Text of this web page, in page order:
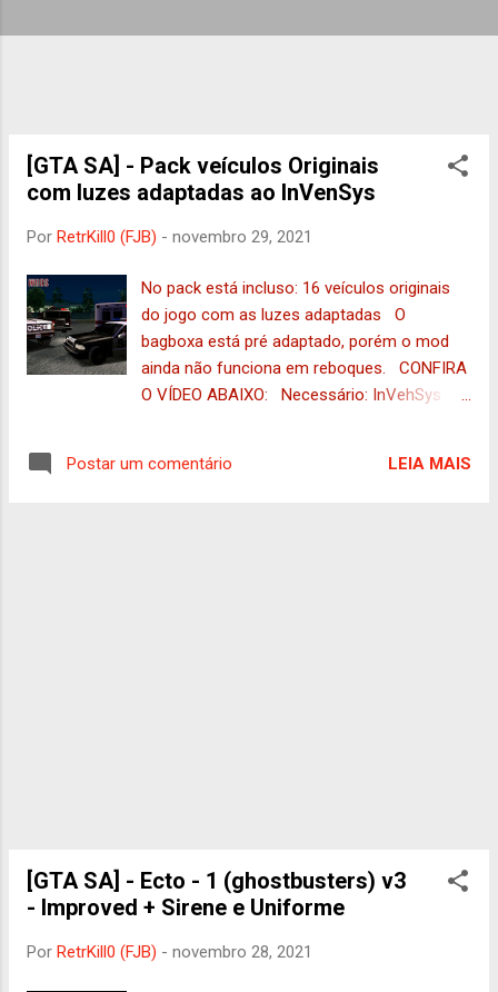
e
[GTA SA] - Pack veículos Originais
com luzes adaptadas ao InVenSys
Por RetrKill0 (FJB) - novembro 29, 2021
No pack está incluso: 16 veículos originais
do jogo com as luzes adaptadas O
bagboxa está pré adaptado, porém o mod
ainda não funciona em reboques. CONFIRA
O VÍDEO ABAIXO: Necessário: InVehSys
fbiranch, firela, firetruk, sweeper, towtruck,
Postar um comentário LEIA MAIS
[GTA SA] - Ecto - 1 (ghostbusters) v3
- Improved + Sirene e Uniforme
Por RetrKill0 (FJB) - novembro 28, 2021